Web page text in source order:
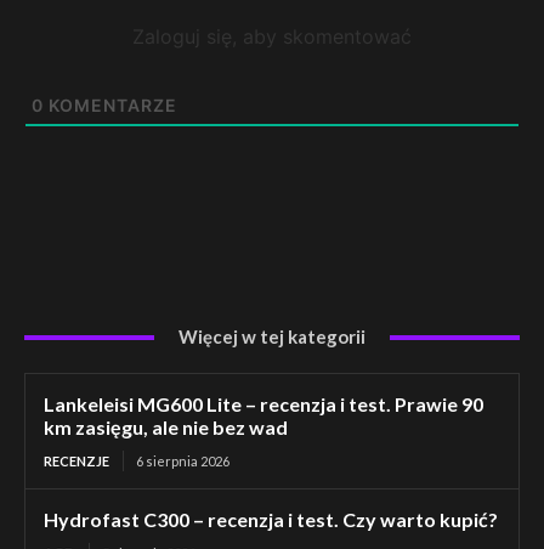
Zaloguj się, aby skomentować
0 KOMENTARZE
Więcej w tej kategorii
Lankeleisi MG600 Lite – recenzja i test. Prawie 90
km zasięgu, ale nie bez wad
RECENZJE 6 sierpnia 2026
Hydrofast C300 – recenzja i test. Czy warto kupić?